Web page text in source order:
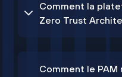
Comment la
Zero Trust
Comment le